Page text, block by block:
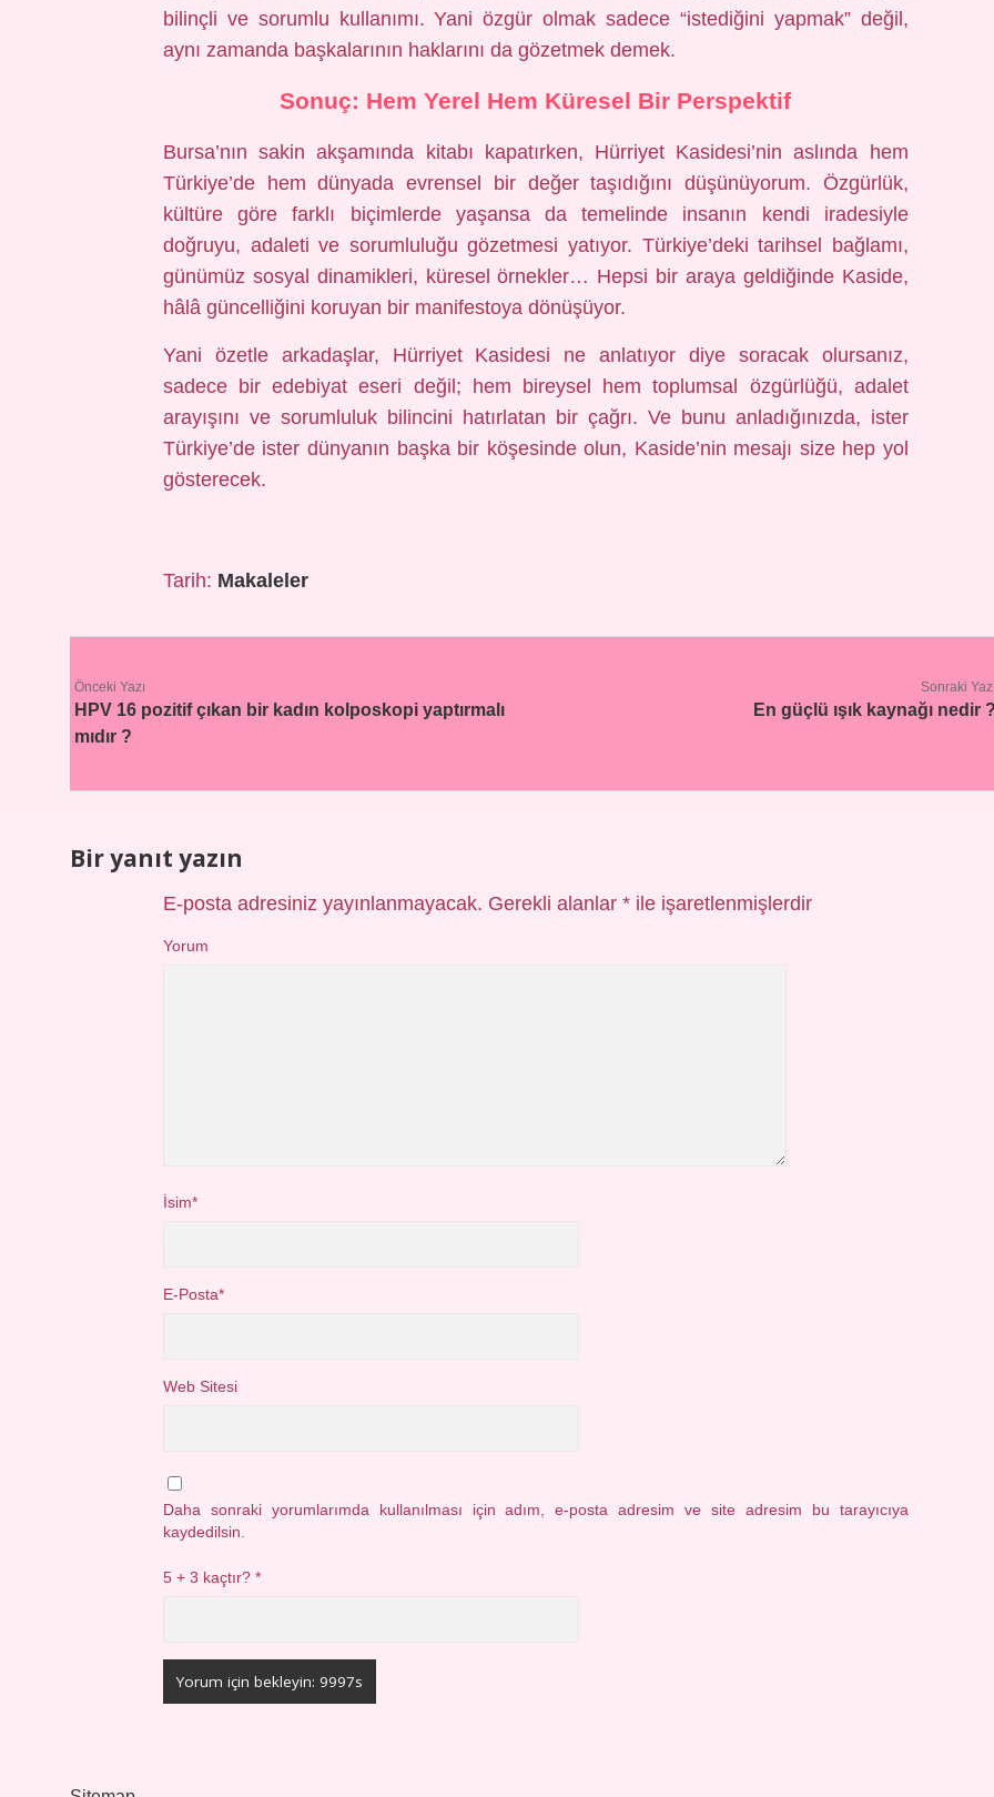
bilinçli ve sorumlu kullanımı. Yani özgür olmak sadece “istediğini yapmak” değil,
aynı zamanda başkalarının haklarını da gözetmek demek.
Sonuç: Hem Yerel Hem Küresel Bir Perspektif
Bursa’nın sakin akşamında kitabı kapatırken, Hürriyet Kasidesi’nin aslında hem
Türkiye’de hem dünyada evrensel bir değer taşıdığını düşünüyorum. Özgürlük,
kültüre göre farklı biçimlerde yaşansa da temelinde insanın kendi iradesiyle
doğruyu, adaleti ve sorumluluğu gözetmesi yatıyor. Türkiye’deki tarihsel bağlamı,
günümüz sosyal dinamikleri, küresel örnekler… Hepsi bir araya geldiğinde Kaside,
hâlâ güncelliğini koruyan bir manifestoya dönüşüyor.
Yani özetle arkadaşlar, Hürriyet Kasidesi ne anlatıyor diye soracak olursanız,
sadece bir edebiyat eseri değil; hem bireysel hem toplumsal özgürlüğü, adalet
arayışını ve sorumluluk bilincini hatırlatan bir çağrı. Ve bunu anladığınızda, ister
Türkiye’de ister dünyanın başka bir köşesinde olun, Kaside’nin mesajı size hep yol
gösterecek.
Tarih: Makaleler
Önceki Yazı
HPV 16 pozitif çıkan bir kadın kolposkopi yaptırmalı
mıdır ?
Sonraki
En güçlü ışık kaynağı nedir
Bir yanıt yazın
E-posta adresiniz yayınlanmayacak. Gerekli alanlar *ile işaretlenmişlerdir
Yorum
İsim*
E-Posta*
Web Sitesi
Daha sonraki yorumlarımda kullanılması için adım, e-posta adresim ve site adresim bu tarayıcıya
kaydedilsin.
5 + 3 kaçtır? *